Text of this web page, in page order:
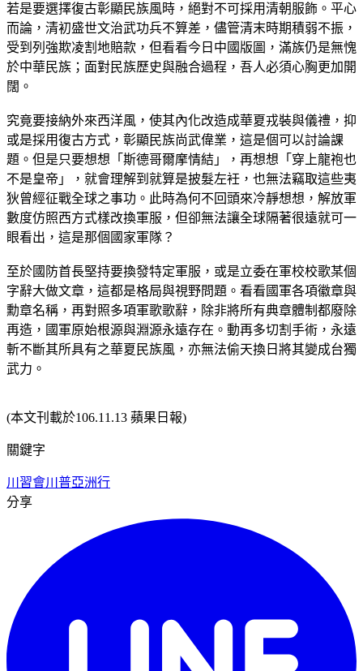
若是要選擇復古彰顯民族風時，絕對不可採用清朝服飾。平心
而論，清初盛世文治武功兵不算差，儘管清末時期積弱不振，
受到列強欺凌割地賠款，但看看今日中國版圖，滿族仍是無愧
於中華民族；面對民族歷史與融合過程，吾人必須心胸更加開
闊。
究竟要接納外來西洋風，使其內化改造成華夏戎裝與儀禮，抑
或是採用復古方式，彰顯民族尚武偉業，這是個可以討論課
題。但是只要想想「斯德哥爾摩情結」，再想想「穿上龍袍也
不是皇帝」，就會理解到就算是披髮左衽，也無法竊取這些夷
狄曾經征戰全球之事功。此時為何不回頭來冷靜想想，解放軍
數度仿照西方式樣改換軍服，但卻無法讓全球隔著很遠就可一
眼看出，這是那個國家軍隊？
至於國防首長堅持要換發特定軍服，或是立委在軍校校歌某個
字辭大做文章，這都是格局與視野問題。看看國軍各項徽章與
勳章名稱，再對照多項軍歌歌辭，除非將所有典章體制都廢除
再造，國軍原始根源與淵源永遠存在。動再多切割手術，永遠
斬不斷其所具有之華夏民族風，亦無法偷天換日將其變成台獨
武力。
(本文刊載於106.11.13 蘋果日報)
關鍵字
川習會川普亞洲行
分享